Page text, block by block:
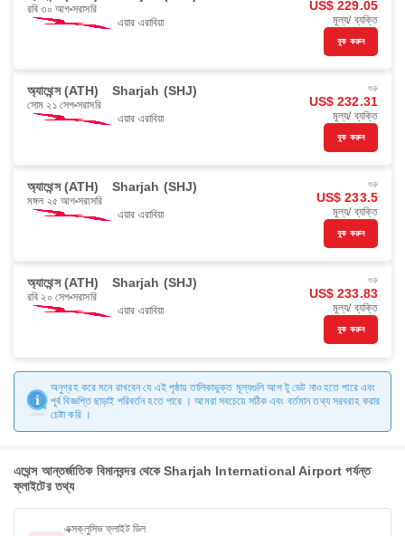
রবি ৩০ আগ সরাসরি
এয়ার এরাবিয়া
US$ 229.05
মূল্য/ ব্যক্তি
বুক করুন
অ্যাথেন্স (ATH) Sharjah (SHJ)
সোম ২১ সেপ সরাসরি
এয়ার এরাবিয়া
শুরু
US$ 232.31
মূল্য/ ব্যক্তি
বুক করুন
অ্যাথেন্স (ATH) Sharjah (SHJ)
মঙ্গল ২৫ আগ সরাসরি
এয়ার এরাবিয়া
শুরু
US$ 233.5
মূল্য/ ব্যক্তি
বুক করুন
অ্যাথেন্স (ATH) Sharjah (SHJ)
রবি ২০ সেপ সরাসরি
এয়ার এরাবিয়া
শুরু
US$ 233.83
মূল্য/ ব্যক্তি
বুক করুন
অনুগ্রহ করে মনে রাখবেন যে এই পৃষ্ঠায় তালিকাভুক্ত মূল্যগুলি আপ টু ডেট নাও হতে পারে এবং
পূর্ব বিজ্ঞপ্তি ছাড়াই পরিবর্তন হতে পারে । আমরা সবচেয়ে সঠিক এবং বর্তমান তথ্য সরবরাহ করার
চেষ্টা করি ।
এথেন্স আন্তর্জাতিক বিমানবন্দর থেকে Sharjah International Airport পর্যন্ত
ফ্লাইটের তথ্য
এক্সক্লুসিভ ফ্লাইট ডিল